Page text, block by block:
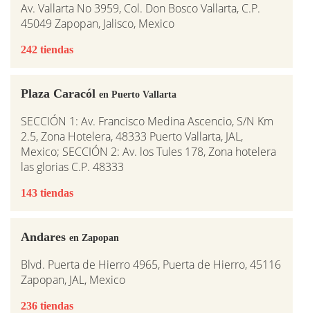
Av. Vallarta No 3959, Col. Don Bosco Vallarta, C.P.
45049 Zapopan, Jalisco, Mexico
242 tiendas
Plaza Caracól en Puerto Vallarta
SECCIÓN 1: Av. Francisco Medina Ascencio, S/N Km
2.5, Zona Hotelera, 48333 Puerto Vallarta, JAL,
Mexico; SECCIÓN 2: Av. los Tules 178, Zona hotelera
las glorias C.P. 48333
143 tiendas
Andares en Zapopan
Blvd. Puerta de Hierro 4965, Puerta de Hierro, 45116
Zapopan, JAL, Mexico
236 tiendas